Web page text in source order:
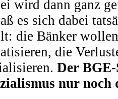
wird dann ganz
es sich dabei
die Bänker
die
Der
nur noch